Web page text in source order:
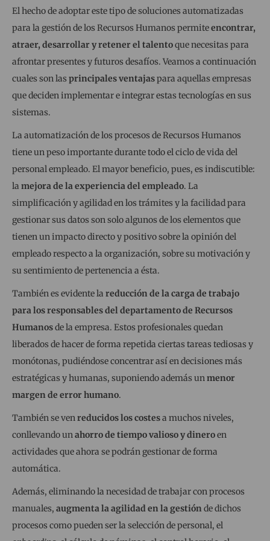
El hecho de adoptar este tipo de soluciones automatizadas
para la gestión de los Recursos Humanos permiteencontrar,
atraer, desarrollar y retener el talentoque necesitas para
afrontar presentes y futuros desafíos. Veamos a continuación
cuales son las principales ventajaspara aquellas empresas
que deciden implementar e integrar estas tecnologías en sus
sistemas.
La automatización de los procesos de Recursos Humanos
tiene un peso importante durante todo el ciclo de vida del
personal empleado. El mayor beneficio, pues, es indiscutible:
la mejora de la experiencia del empleado. La
simplificación y agilidad en los trámites y la facilidad para
gestionar sus datos son solo algunos de los elementos que
tienen un impacto directo y positivo sobre la opinión del
empleado respecto a la organización, sobre su motivación y
su sentimiento de pertenencia a ésta.
También es evidente la reducción de la carga de trabajo
para los responsables del departamento de Recursos
Humanosde la empresa. Estos profesionales quedan
liberados de hacer de forma repetida ciertas tareas tediosas y
monótonas, pudiéndose concentrar así en decisiones más
estratégicas y humanas, suponiendo además unmenor
margen de error humano.
También se venreducidos los costesa muchos niveles,
conllevando unahorro de tiempo valioso y dineroen
actividades que ahora se podrán gestionar de forma
automática.
Además, eliminando la necesidad de trabajar con procesos
manuales, augmenta la agilidad en la gestiónde dichos
procesos como pueden ser la selección de personal, el